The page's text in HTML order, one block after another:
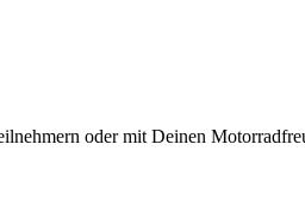
oder mit Deinen